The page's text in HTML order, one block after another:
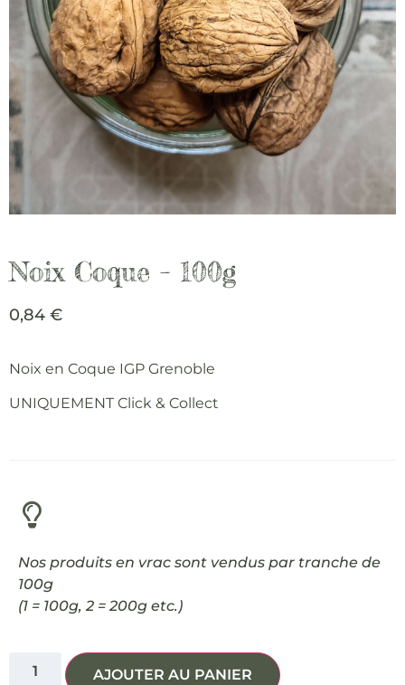
Noix Coque – 100g
0,84 €
Noix en Coque IGP Grenoble
UNIQUEMENT Click & Collect
Nos produits en vrac sont vendus par tranche de
100g
(1 = 100g, 2 = 200g etc.)
AJOUTER AU PANIER